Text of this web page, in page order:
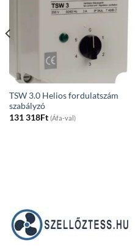
TSW 3.0 Helios fordulatszám
szabályzó
131 318Ft (Áfa-val)